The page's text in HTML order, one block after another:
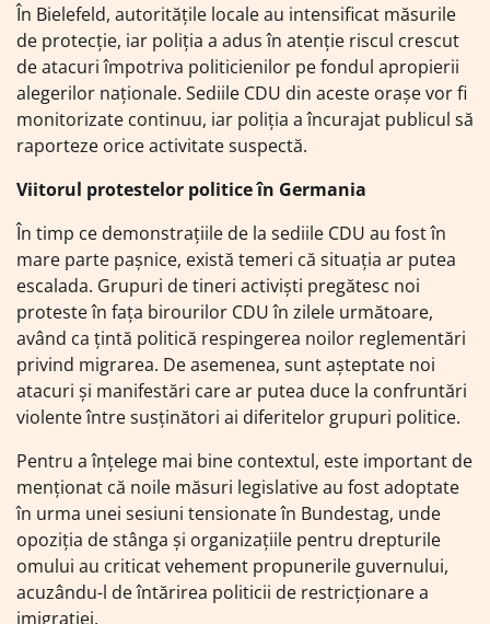
În Bielefeld, autoritățile locale au intensificat măsurile
de protecție, iar poliția a adus în atenție riscul crescut
de atacuri împotriva politicienilor pe fondul apropierii
alegerilor naționale. Sediile CDU din aceste orașe vor fi
monitorizate continuu, iar poliția a încurajat publicul să
raporteze orice activitate suspectă.
Viitorul protestelor politice în Germania
În timp ce demonstrațiile de la sediile CDU au fost în
mare parte pașnice, există temeri că situația ar putea
escalada. Grupuri de tineri activiști pregătesc noi
proteste în fața birourilor CDU în zilele următoare,
având ca țintă politică respingerea noilor reglementări
privind migrarea. De asemenea, sunt așteptate noi
atacuri și manifestări care ar putea duce la confruntări
violente între susținători ai diferitelor grupuri politice.
Pentru a înțelege mai bine contextul, este important de
menționat că noile măsuri legislative au fost adoptate
în urma unei sesiuni tensionate în Bundestag, unde
opoziția de stânga și organizațiile pentru drepturile
omului au criticat vehement propunerile guvernului,
acuzându-l de întărirea politicii de restricționare a
imigrației.